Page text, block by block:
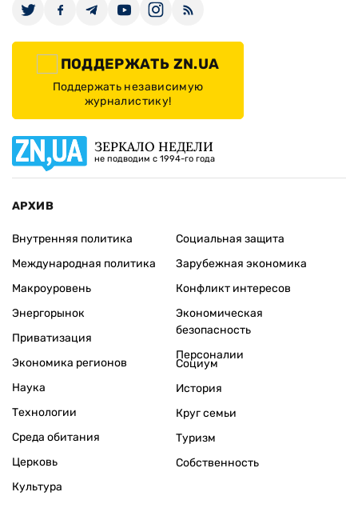
ПОДДЕРЖАТЬ ZN.UA
Поддержать независимую
журналистику!
ЗЕРКАЛО НЕДЕЛИ
не подводим с 1994-го года
АРХИВ
Внутренняя политика
Международная политика
Макроуровень
Энергорынок
Приватизация
Экономика регионов
Социальная защита
Зарубежная экономика
Конфликт интересов
Экономическая
безопасность
Персоналии
Наука
Технологии
Среда обитания
Церковь
Культура
Социум
История
Круг семьи
Туризм
Собственность